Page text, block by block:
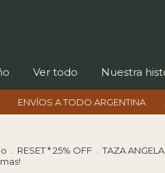
Ver todo Nuestra
A TODO ARGENTINA 3
RESET * 25% OFF
TAZA